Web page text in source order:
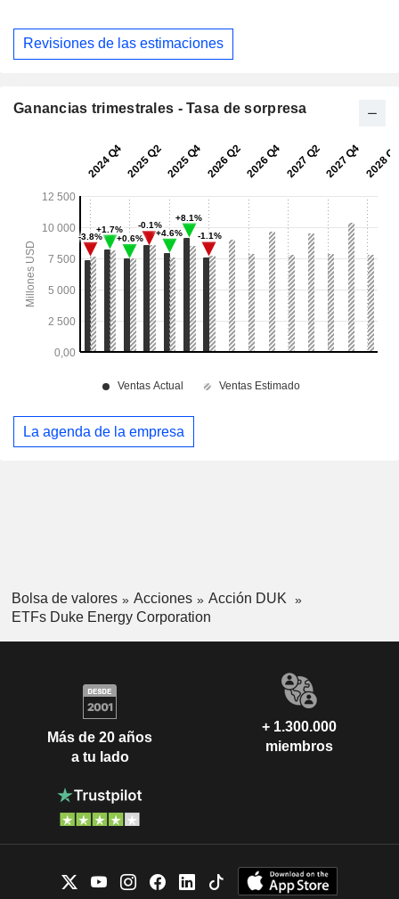
Revisiones de las estimaciones
Ganancias trimestrales - Tasa de sorpresa
La agenda de la empresa
Bolsa de valores Acciones
Acción DUK
ETFs Duke Energy Corporation
Más de 20 años
a tu lado
+ 1.300.000
miembros